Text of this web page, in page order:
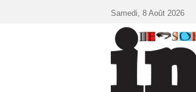
Samedi, 8 Août 2026